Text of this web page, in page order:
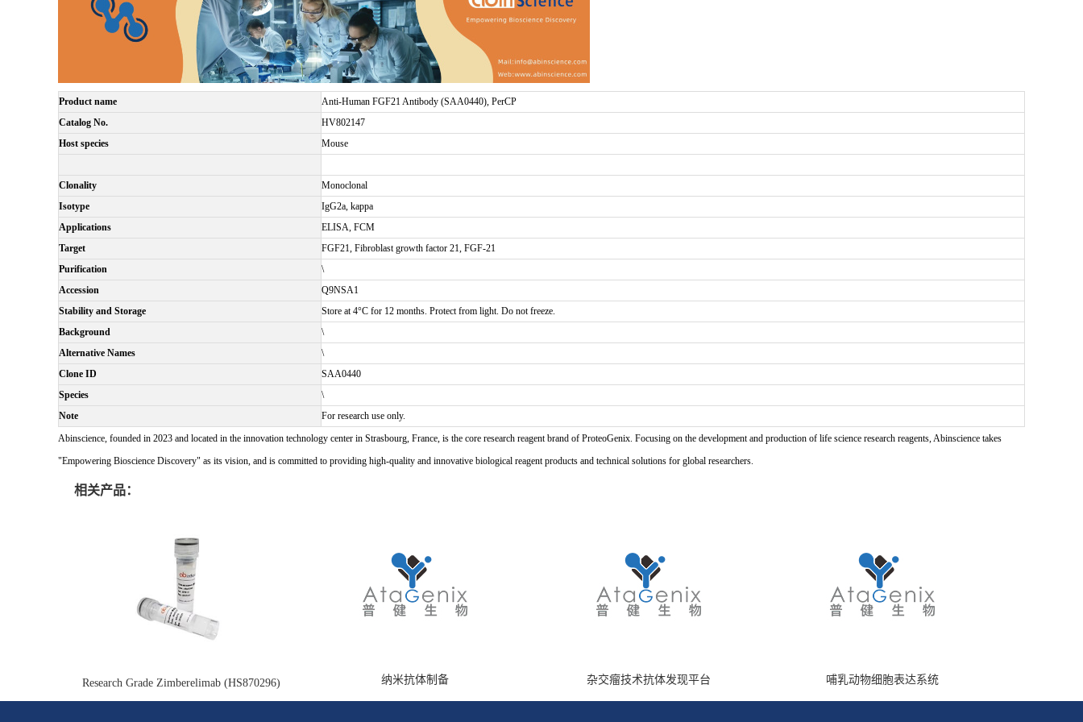
Product name
Anti-Human FGF21 Antibody (SAA0440), PerCP
Catalog No.
HV802147
Host species
Mouse
Clonality
Monoclonal
Isotype
IgG2a, kappa
Applications
ELISA, FCM
Target
FGF21, Fibroblast growth factor 21, FGF-21
Purification
\
Accession
Q9NSA1
Stability and Storage
Store at 4°C for 12 months. Protect from light. Do not freeze.
Background
\
Alternative Names
\
Clone ID
SAA0440
Species
\
Note
For research use only.
Abinscience, founded in 2023 and located in the innovation technology center in Strasbourg, France, is the core research reagent brand of ProteoGenix. Focusing on the development and production of life science research reagents, Abinscience takes
"Empowering Bioscience Discovery" as its vision, and is committed to providing high-quality and innovative biological reagent products and technical solutions for global researchers.
相关产品：
Research Grade Zimberelimab (HS870296) 纳米抗体制备 杂交瘤技术抗体发现平台 哺乳动物细胞表达系统